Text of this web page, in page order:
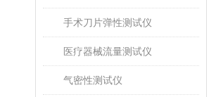
手术刀片弹性测试仪
医疗器械流量测试仪
气密性测试仪